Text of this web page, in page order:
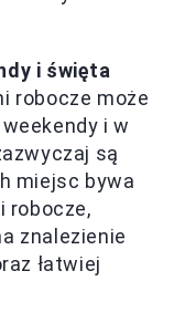
i święta
robocze może
i w
są
miejsc bywa
robocze,
znalezienie
łatwiej